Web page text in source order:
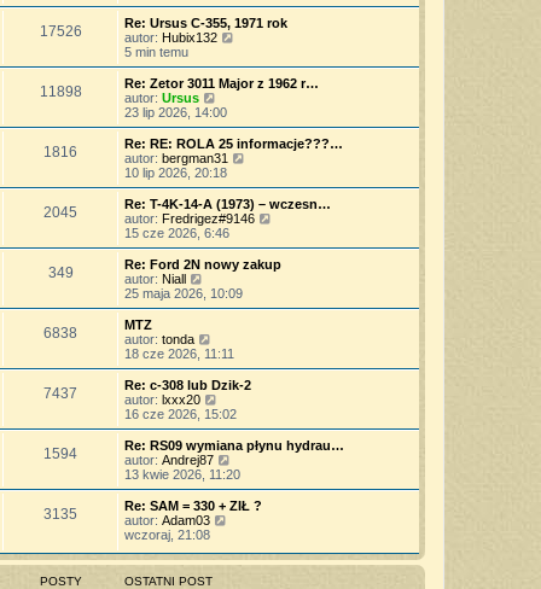
s
t
s
z
y
s
a
j
z
s
ś
w
n
o
z
y
p
s
t
17526
Re: Ursus C-355, 1971 rok
autor: Hubix132
ś
w
i
l
n
a
o
w
z
y
o
s
5 min temu
11898
Re: Zetor 3011 Major z 1962 r…
autor: Ursus
y
ś
w
i
e
l
n
a
j
o
s
z
o
s
t
23 lip 2026, 14:00
1816
Re: RE: ROLA 25 informacje???…
autor: bergman31
ś
w
i
n
z
y
s
t
10 lip 2026, 20:18
2045
Re: T-4K-14-A (1973) – wczesn…
autor: Fredrigez#9146
ś
w
i
z
y
s
15 cze 2026, 6:46
349
Re: Ford 2N nowy zakup
autor: Niall
ś
i
e
n
a
j
o
w
s
z
y
p
o
s
t
25 maja 2026, 10:09
6838
MTZ
autor: tonda
y
ś
w
i
e
n
a
j
o
w
z
y
18 cze 2026, 11:11
7437
Re: c-308 lub Dzik-2
autor: lxxx20
y
ś
w
i
e
n
a
n
16 cze 2026, 15:02
1594
Re: RS09 wymiana płynu hydrau…
autor: Andrej87
y
ś
w
l
13 kwie 2026, 11:20
3135
Re: SAM = 330 + ZIŁ ?
autor: Adam03
w
wczoraj, 21:08
POSTY OSTATNI POST